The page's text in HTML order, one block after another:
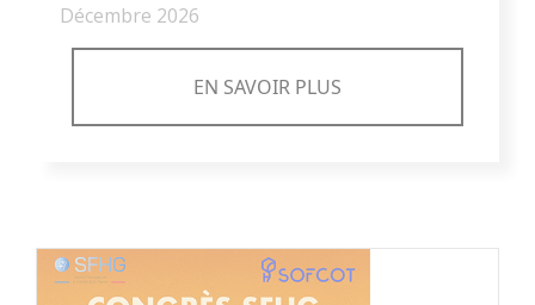
Décembre 2026
EN SAVOIR PLUS